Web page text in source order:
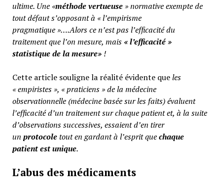
ultime. Une «méthode vertueuse» normative exempte de
tout défaut s’opposant à « l’empirisme
pragmatique »….Alors ce n’est pas l’efficacité du
traitement que l’on mesure, mais «l’efficacité »
statistique de la mesure» !
Cette article souligne la réalité évidente queles
« empiristes », « praticiens » de la médecine
observationnelle (médecine basée sur les faits) évaluent
l’efficacité d’un traitement sur chaque patient et, à la suite
d’observations successives, essaient d’en tirer
un protocoletout en gardant à l’esprit quechaque
patient est unique.
L’abus des médicaments